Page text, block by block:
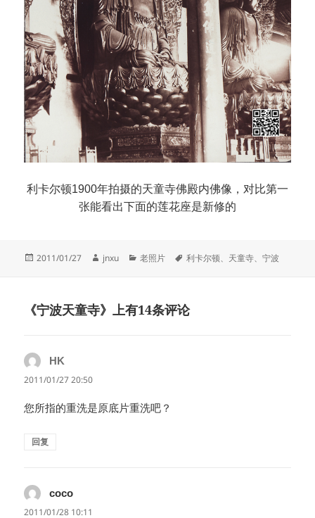
利卡尔顿1900年拍摄的天童寺佛殿内佛像，对比第一
张能看出下面的莲花座是新修的
发
2011/01/27
作
jnxu
分
老照片
标
利卡尔顿、 天童寺、宁波
《宁波天童寺》上有14条评论
HK
道：
2011/01/27 20:50
您所指的重洗是原底片重洗吧？
回复
coco
道：
2011/01/28 10:11